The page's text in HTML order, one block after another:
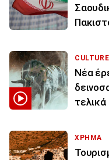
CULTURE
Νέα
τελικά
ΧΡΗΜΑ